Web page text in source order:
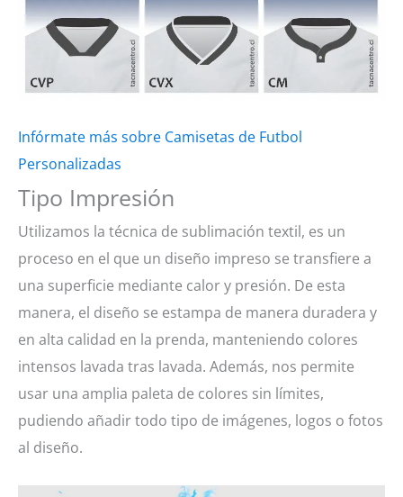
Infórmate más sobre Camisetas de Futbol
Personalizadas
Tipo Impresión
Utilizamos la técnica de sublimación textil, es un
proceso en el que un diseño impreso se transfiere a
una superficie mediante calor y presión. De esta
manera, el diseño se estampa de manera duradera y
en alta calidad en la prenda, manteniendo colores
intensos lavada tras lavada. Además, nos permite
usar una amplia paleta de colores sin límites,
pudiendo añadir todo tipo de imágenes, logos o fotos
al diseño.